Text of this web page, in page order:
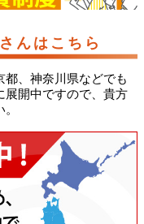
んはこちら
、神奈川県などでも
展開中ですので、貴方